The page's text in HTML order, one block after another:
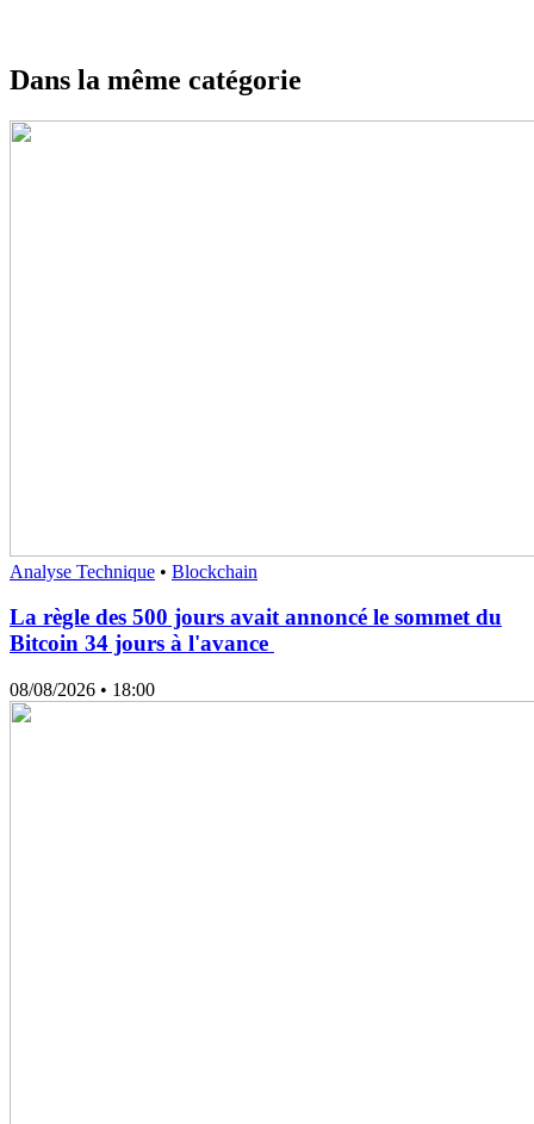
Dans la même catégorie
Analyse Technique • Blockchain
La règle des 500 jours avait annoncé le sommet du
Bitcoin 34 jours à l'avance
08/08/2026 • 18:00